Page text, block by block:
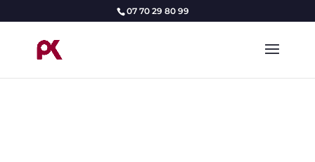
07 70 29 80 99